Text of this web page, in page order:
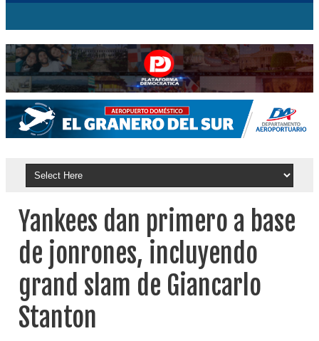
Yankees dan primero a base
de jonrones, incluyendo
grand slam de Giancarlo
Stanton